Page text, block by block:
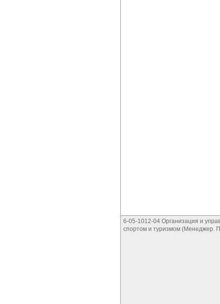
6-05-1012-04 Организация и
спортом и туризмом (Менеджер.